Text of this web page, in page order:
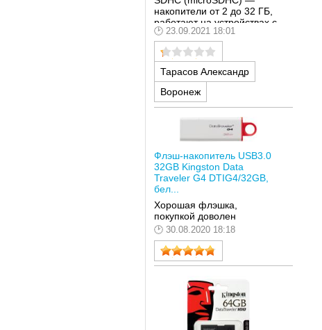
накопители от 2 до 32 ГБ,
работают на устройствах с
поддержкой SDHC и
SDXC;
Class 4 — от 4 МБ/с;
Скорость записи: 0.98
MByte/s
Скорость чтения: 1.08
MByte/s
H2testw v1.4 тестировала
примерно три часа,
немудрено на таких
скоростях
23.09.2021 18:01
Тарасов Александр
Воронеж
Флэш-накопитель USB3.0
32GB Kingston Data
Traveler G4 DTIG4/32GB,
бел...
Хорошая флэшка,
покупкой доволен
30.08.2020 18:18